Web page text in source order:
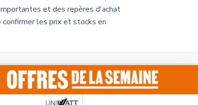
et des repères d'achat
confirmer les prix et stocks en